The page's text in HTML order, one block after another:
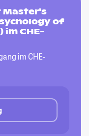
Master's
of
im CHE-
im CHE-